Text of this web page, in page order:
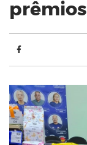
prêmios